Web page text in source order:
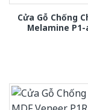
Cửa Gỗ Chống
Melamine P1-